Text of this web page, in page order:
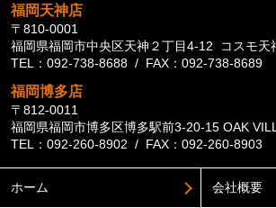
福岡天神店
〒810-0001
福岡県福岡市中央区天神２丁目4-12 コスモ天
TEL：092-738-8688 / FAX：092-738-8689
福岡博多店
〒812-0011
福岡県福岡市博多区博多駅前3-20-15 OAK
TEL：092-260-8902 / FAX：092-260-8903
ホーム 会社概要